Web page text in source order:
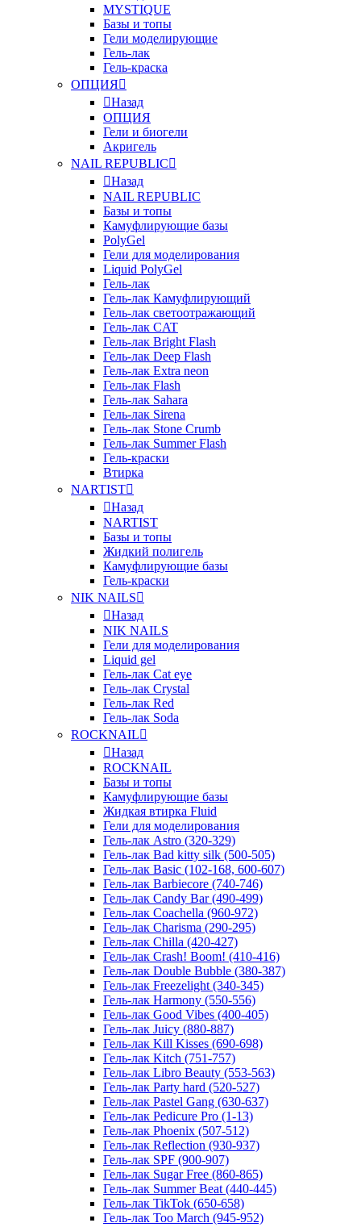
MYSTIQUE
Базы и топы
Гели моделирующие
Гель-лак
Гель-краска
ОПЦИЯ
Назад
ОПЦИЯ
Гели и биогели
Акригель
NAIL REPUBLIC
Назад
NAIL REPUBLIC
Базы и топы
Камуфлирующие базы
PolyGel
Гели для моделирования
Liquid PolyGel
Гель-лак
Гель-лак Камуфлирующий
Гель-лак светоотражающий
Гель-лак CAT
Гель-лак Bright Flash
Гель-лак Deep Flash
Гель-лак Extra neon
Гель-лак Flash
Гель-лак Sahara
Гель-лак Sirena
Гель-лак Stone Crumb
Гель-лак Summer Flash
Гель-краски
Втирка
NARTIST
Назад
NARTIST
Базы и топы
Жидкий полигель
Камуфлирующие базы
Гель-краски
NIK NAILS
Назад
NIK NAILS
Гели для моделирования
Liquid gel
Гель-лак Cat eye
Гель-лак Crystal
Гель-лак Red
Гель-лак Soda
ROCKNAIL
Назад
ROCKNAIL
Базы и топы
Камуфлирующие базы
Жидкая втирка Fluid
Гели для моделирования
Гель-лак Astro (320-329)
Гель-лак Bad kitty silk (500-505)
Гель-лак Basic (102-168, 600-607)
Гель-лак Barbiecore (740-746)
Гель-лак Candy Bar (490-499)
Гель-лак Coachella (960-972)
Гель-лак Charisma (290-295)
Гель-лак Chilla (420-427)
Гель-лак Crash! Boom! (410-416)
Гель-лак Double Bubble (380-387)
Гель-лак Freezelight (340-345)
Гель-лак Harmony (550-556)
Гель-лак Good Vibes (400-405)
Гель-лак Juicy (880-887)
Гель-лак Kill Kisses (690-698)
Гель-лак Kitch (751-757)
Гель-лак Libro Beauty (553-563)
Гель-лак Party hard (520-527)
Гель-лак Pastel Gang (630-637)
Гель-лак Pedicure Pro (1-13)
Гель-лак Phoenix (507-512)
Гель-лак Reflection (930-937)
Гель-лак SPF (900-907)
Гель-лак Sugar Free (860-865)
Гель-лак Summer Beat (440-445)
Гель-лак TikTok (650-658)
Гель-лак Too March (945-952)